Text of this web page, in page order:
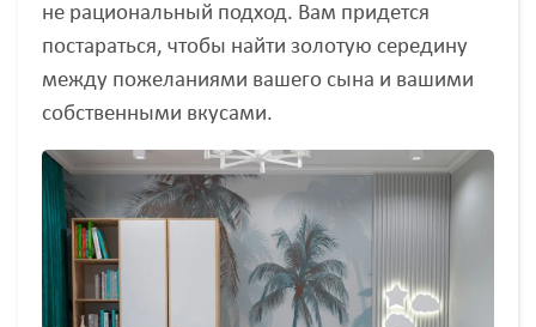
не рациональный подход. Вам придется
постараться, чтобы найти золотую середину
между пожеланиями вашего сына и вашими
собственными вкусами.